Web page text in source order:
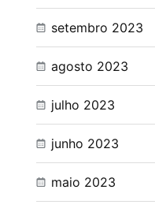
setembro 2023
agosto 2023
julho 2023
junho 2023
maio 2023